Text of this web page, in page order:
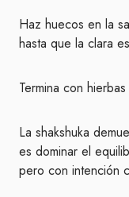
Haz huecos en la
hasta que la clara
Termina con
La shakshuka
es dominar el
pero con intención